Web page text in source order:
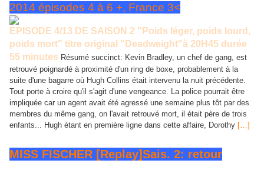
2014 épisodes 4 à 6 +, France 3<
EPISODE 4/13 DE SAISON 2 "Poids léger, poids lourd,
poids mort" titre original "Deadweight"à 20H45 durée
55 minutes Résumé succinct: Kevin Bradley, un chef de gang, est
retrouvé poignardé à proximité d'un ring de boxe, probablement à la
suite d'une bagarre où Hugh Collins était intervenu la nuit précédente.
Tout porte à croire qu'il s'agit d'une vengeance. La police pourrait être
impliquée car un agent avait été agressé une semaine plus tôt par des
membres du même gang, on l'avait retrouvé mort, il était père de trois
enfants... Hugh étant en première ligne dans cette affaire, Dorothy […]
MISS FISCHER [Replay]Sais. 2: retour